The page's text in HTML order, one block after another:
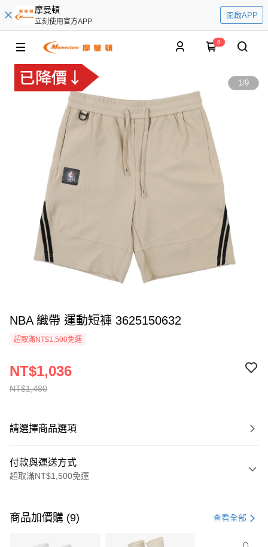
摩曼頓
立刻使用官方APP
開啟APP
0
1/9
NBA 織帶 運動短褲 3625150632
超取滿NT$1,500免運
NT$1,480
NT$1,036
請選擇商品選項
付款與運送方式
超取滿NT$1,500免運
信用卡一次付款
商品加價購 (9) 查看全部